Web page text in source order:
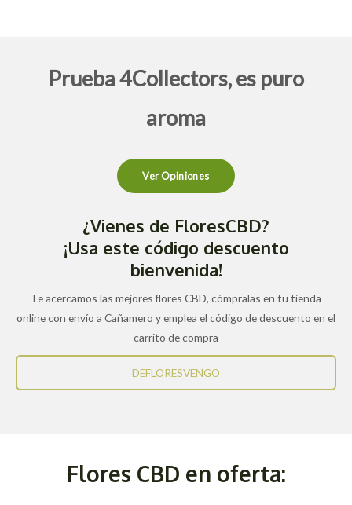
Prueba 4Collectors, es puro
aroma
Ver Opiniones
¿Vienes de FloresCBD?
¡Usa este código descuento
bienvenida!
Te acercamos las mejores flores CBD, cómpralas en tu tienda
online con envío a Cañamero y emplea el código de descuento en el
carrito de compra
DEFLORESVENGO
Flores CBD en oferta: